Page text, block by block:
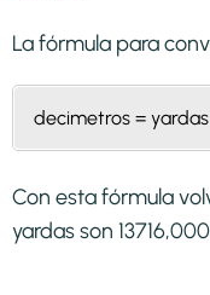
La fórmula para
decimetros = yardas
Con esta fórmula
yardas son